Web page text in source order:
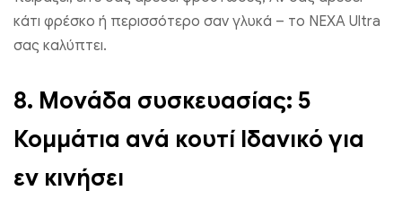
κάτι φρέσκο ​​ή περισσότερο σαν γλυκά – το NEXA Ultra
σας καλύπτει.
8. Μονάδα συσκευασίας: 5
Κομμάτια ανά κουτί Ιδανικό για
εν κινήσει